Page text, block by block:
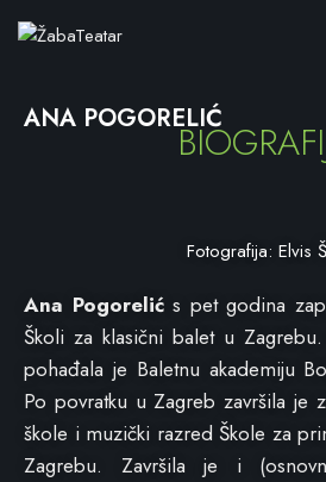
ANA POGORELIĆ
Fotografija: Elvis
Ana Pogorelićs pet godina
Školi za klasični balet u
pohađala je Baletnu akademiju
Po povratku u Zagreb završila je
škole i muzički razred Škole za
Zagrebu. Završila je i